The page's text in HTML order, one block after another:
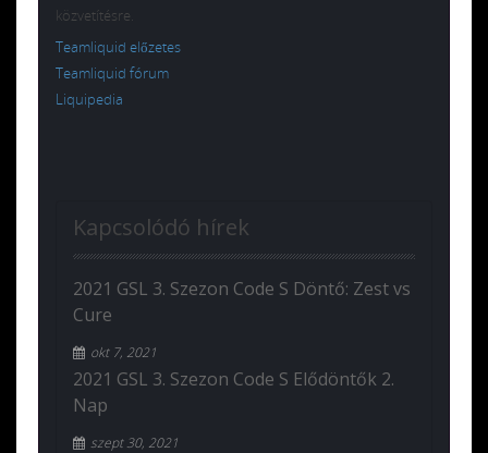
közvetítésre.
Teamliquid előzetes
Teamliquid fórum
Liquipedia
Kapcsolódó hírek
2021 GSL 3. Szezon Code S Döntő: Zest vs
Cure
okt 7, 2021
2021 GSL 3. Szezon Code S Elődöntők 2.
Nap
szept 30, 2021